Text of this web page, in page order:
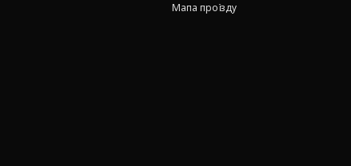
Мапа проїзду